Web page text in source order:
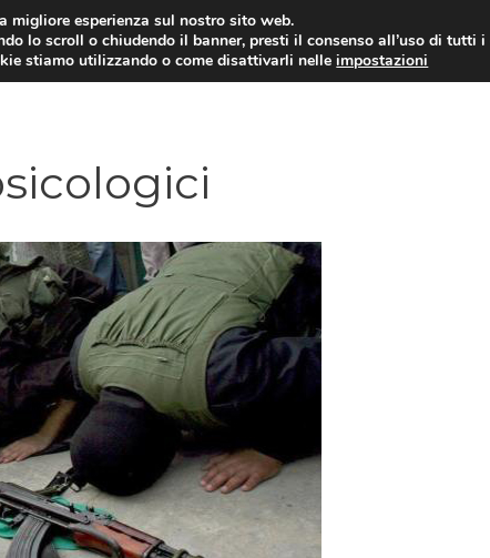
DIPENDENZE RELAZIONI INTERPERSONALI
esperienza sul nostro sito web.
lo scroll o chiudendo il banner, presti il consenso all’uso di tutti i
stiamo utilizzando o come disattivarli nelleimpostazioni